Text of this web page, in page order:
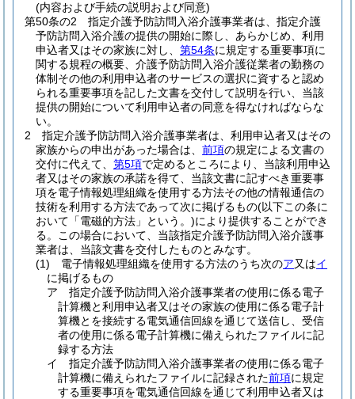
(内容および手続の説明および同意)
第50条の2
指定介護予防訪問入浴介護事業者は、指定介護
予防訪問入浴介護の提供の開始に際し、あらかじめ、利用
申込者又はその家族に対し、 第54条に規定する重要事項に
関する規程の概要、介護予防訪問入浴介護従業者の勤務の
体制その他の利用申込者のサービスの選択に資すると認め
られる重要事項を記した文書を交付して説明を行い、当該
提供の開始について利用申込者の同意を得なければならな
い。
2
指定介護予防訪問入浴介護事業者は、利用申込者又はその
家族からの申出があった場合は、 前項の規定による文書の
交付に代えて、 第5項で定めるところにより、当該利用申込
者又はその家族の承諾を得て、当該文書に記すべき重要事
項を電子情報処理組織を使用する方法その他の情報通信の
技術を利用する方法であって次に掲げるもの(以下この条に
おいて「電磁的方法」という。)により提供することができ
る。
この場合において、当該指定介護予防訪問入浴介護事
業者は、当該文書を交付したものとみなす。
(1)
電子情報処理組織を使用する方法のうち次のア又はイ
に掲げるもの
ア
指定介護予防訪問入浴介護事業者の使用に係る電子
計算機と利用申込者又はその家族の使用に係る電子計
算機とを接続する電気通信回線を通じて送信し、受信
者の使用に係る電子計算機に備えられたファイルに記
録する方法
イ
指定介護予防訪問入浴介護事業者の使用に係る電子
計算機に備えられたファイルに記録された前項に規定
する重要事項を電気通信回線を通じて利用申込者又は